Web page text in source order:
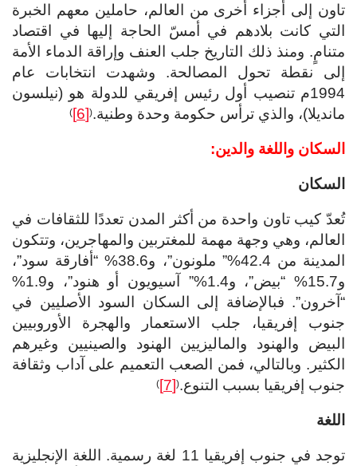
تاون إلى أجزاء أخرى من العالم، حاملين معهم الخبرة
التي كانت بلادهم في أمسّ الحاجة إليها في اقتصاد
متنامٍ. ومنذ ذلك التاريخ جلب العنف وإراقة الدماء الأمة
إلى نقطة تحول المصالحة. وشهدت انتخابات عام
1994م تنصيب أول رئيس إفريقي للدولة هو (نيلسون
مانديلا)، والذي ترأس حكومة وحدة وطنية.(
[6]
)
السكان واللغة والدين:
السكان
تُعدّ كيب تاون واحدة من أكثر المدن تعددًا للثقافات في
العالم، وهي وجهة مهمة للمغتربين والمهاجرين، وتتكون
المدينة من 42.4%” ملونون”، و38.6% “أفارقة سود”،
و15.7% “بيض”، و1.4%” آسيويون أو هنود”، و1.9%
“آخرون”. فبالإضافة إلى السكان السود الأصليين في
جنوب إفريقيا، جلب الاستعمار والهجرة الأوروبيين
البيض والهنود والماليزيين الهنود والصينيين وغيرهم
الكثير. وبالتالي، فمن الصعب التعميم على آداب وثقافة
جنوب إفريقيا بسبب التنوع.(
[7]
)
اللغة
توجد في جنوب إفريقيا 11 لغة رسمية. اللغة الإنجليزية